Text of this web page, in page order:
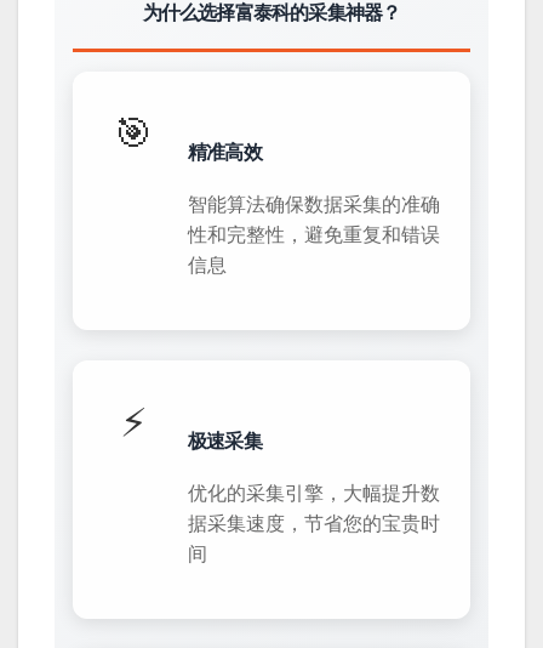
为什么选择富泰科的采集神器？
🎯 精准高效
智能算法确保数据采集的准确
性和完整性，避免重复和错误
信息
⚡ 极速采集
优化的采集引擎，大幅提升数
据采集速度，节省您的宝贵时
间